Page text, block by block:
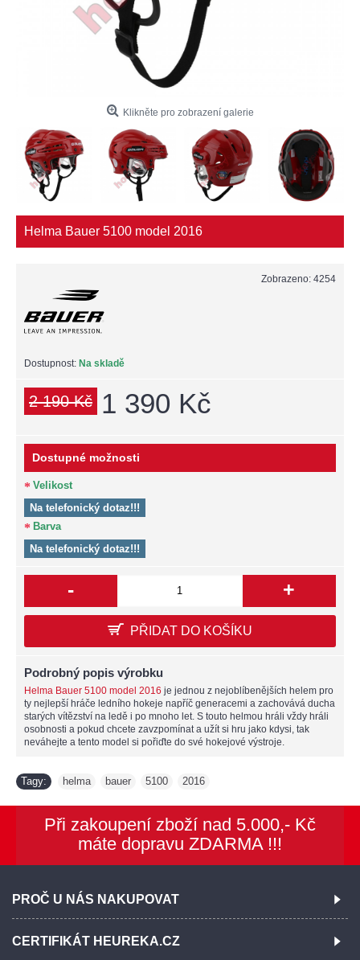
Klikněte pro zobrazení galerie
Helma Bauer 5100 model 2016
Zobrazeno: 4254
Dostupnost: Na skladě
2 190 Kč 1 390 Kč
Dostupné možnosti
Velikost
Na telefonický dotaz!!!
Barva
Na telefonický dotaz!!!
- +
PŘIDAT DO KOŠÍKU
Podrobný popis výrobku
Helma Bauer 5100 model 2016 je jednou z nejoblíbenějších helem pro
ty nejlepší hráče ledního hokeje napříč generacemi a zachovává ducha
starých vítězství na ledě i po mnoho let. S touto helmou hráli vždy hráli
osobnosti a pokud chcete zavzpomínat a užít si hru jako kdysi, tak
neváhejte a tento model si pořiďte do své hokejové výstroje.
Tagy: helma bauer 5100 2016
Při zakoupení zboží nad 5.000,- Kč
máte dopravu ZDARMA !!!
PROČ U NÁS NAKUPOVAT
CERTIFIKÁT HEUREKA.CZ